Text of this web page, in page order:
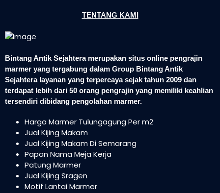
TENTANG KAMI
Bintang Antik Sejahtera merupakan situs online pengrajin
marmer yang tergabung dalam Group Bintang Antik
Sejahtera layanan yang terpercaya sejak tahun 2009 dan
terdapat lebih dari 50 orang pengrajin yang memiliki keahlian
tersendiri dibidang pengolahan marmer.
Harga Marmer Tulungagung Per m2
Jual Kijing Makam
Jual Kijing Makam Di Semarang
Papan Nama Meja Kerja
Patung Marmer
Jual Kijing Sragen
Motif Lantai Marmer